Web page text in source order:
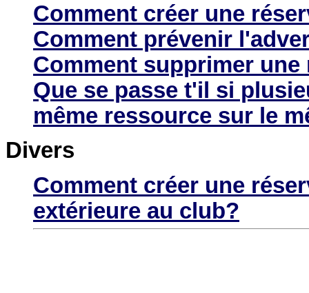
Comment créer une
Comment prévenir
Comment supprimer une
Que se passe t'il si
même ressource sur le
Divers
Comment créer une
extérieure au club?